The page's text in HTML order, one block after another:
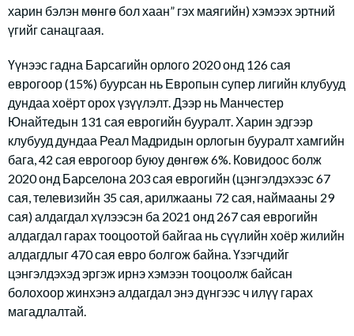
харин бэлэн мөнгө бол хаан” гэх маягийн) хэмээх эртний
үгийг санацгаая.
Үүнээс гадна Барсагийн орлого 2020 онд 126 сая
еврогоор (15%) буурсан нь Европын супер лигийн клубууд
дундаа хоёрт орох үзүүлэлт. Дээр нь Манчестер
Юнайтедын 131 сая еврогийн бууралт. Харин эдгээр
клубууд дундаа Реал Мадридын орлогын бууралт хамгийн
бага, 42 сая еврогоор буюу дөнгөж 6%. Ковидоос болж
2020 онд Барселона 203 сая еврогийн (цэнгэлдэхээс 67
сая, телевизийн 35 сая, арилжааны 72 сая, наймааны 29
сая) алдагдал хүлээсэн ба 2021 онд 267 сая еврогийн
алдагдал гарах тооцоотой байгаа нь сүүлийн хоёр жилийн
алдагдлыг 470 сая евро болгож байна. Үзэгчдийг
цэнгэлдэхэд эргэж ирнэ хэмээн тооцоолж байсан
болохоор жинхэнэ алдагдал энэ дүнгээс ч илүү гарах
магадлалтай.